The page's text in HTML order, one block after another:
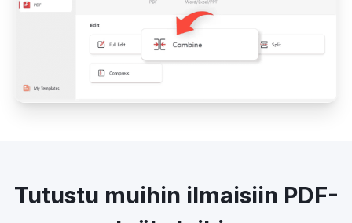
Tutustu muihin ilmaisiin PDF-